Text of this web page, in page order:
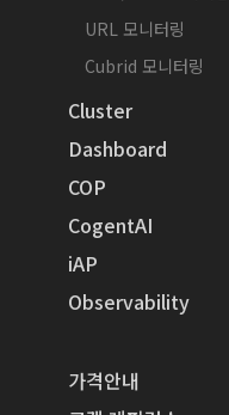
URL 모니터링
Cubrid 모니터링
Cluster
Dashboard
COP
CogentAI
iAP
Observability
가격안내